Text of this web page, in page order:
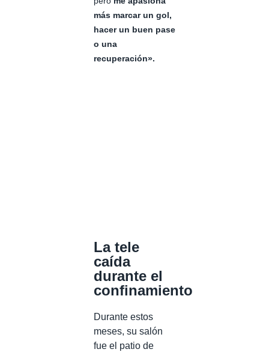
más marcar un gol,
hacer un buen pase
o una
recuperación».
La tele
caída
durante el
confinamiento
Durante estos
meses, su salón
fue el patio de